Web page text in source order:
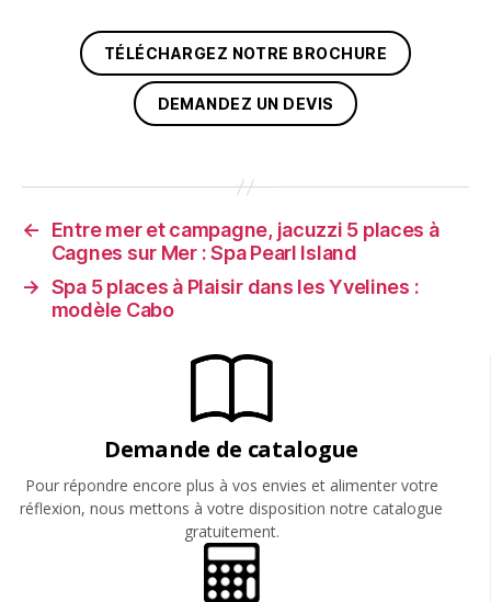
TÉLÉCHARGEZ NOTRE BROCHURE
DEMANDEZ UN DEVIS
←
Entre mer et campagne, jacuzzi 5 places à
Cagnes sur Mer : Spa Pearl Island
→ Spa 5 places à Plaisir dans les Yvelines :
modèle Cabo
Demande de catalogue
Pour répondre encore plus à vos envies et alimenter votre
réflexion, nous mettons à votre disposition notre catalogue
gratuitement.